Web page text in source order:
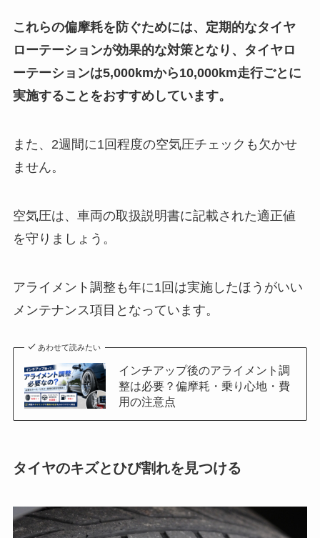
これらの偏摩耗を防ぐためには、定期的なタイヤ
ローテーションが効果的な対策となり、タイヤロ
ーテーションは5,000kmから10,000km走行ごとに
実施することをおすすめしています。
また、2週間に1回程度の空気圧チェックも欠かせ
ません。
空気圧は、車両の取扱説明書に記載された適正値
を守りましょう。
アライメント調整も年に1回は実施したほうがいい
メンテナンス項目となっています。
あわせて読みたい
インチアップ後のアライメント調
整は必要？偏摩耗・乗り心地・費
用の注意点
タイヤのキズとひび割れを見つける